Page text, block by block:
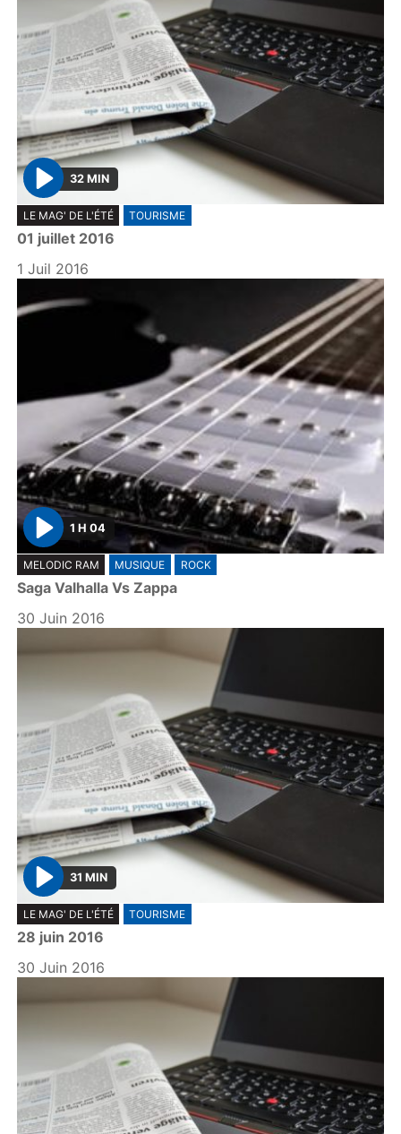
P
l
a
y
32 MIN
LE MAG' DE L'ÉTÉ TOURISME
01 juillet 2016
1 Juil 2016
P
l
a
y
1 H 04
MELODIC RAM MUSIQUE ROCK
Saga Valhalla Vs Zappa
30 Juin 2016
P
l
a
y
31 MIN
LE MAG' DE L'ÉTÉ TOURISME
28 juin 2016
30 Juin 2016